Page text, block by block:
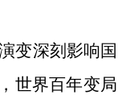
变深刻影响国
世界百年变局